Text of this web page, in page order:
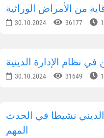
من الأمراض الوراثية
30.10.2024 36177
نظام الإدارة الدينية
30.10.2024 31649
نشيطا في الحدث
المهم